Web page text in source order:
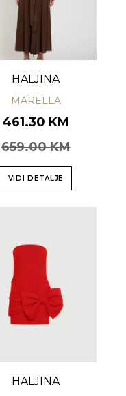
HALJINA
MARELLA
461.30 KM
659.00 KM
VIDI DETALJE
HALJINA